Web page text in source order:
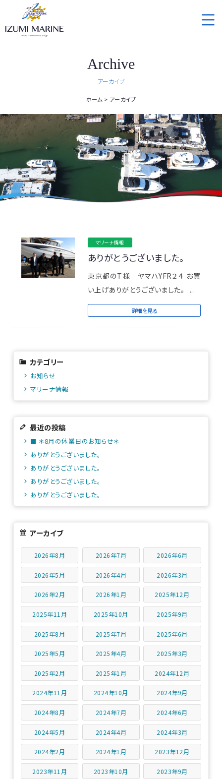
Archive
アーカイブ
ホーム アーカイブ
マリーナ情報
ありがとうございました。
東京都のT様 ヤマハYFR２４ お買
い上げありがとうございました。 ...
詳細を見る
カテゴリー
お知らせ
マリーナ情報
最近の投稿
■ ＊8月の休業日のお知らせ＊
ありがとうございました。
ありがとうございました。
ありがとうございました。
ありがとうございました。
アーカイブ
2026年8月 2026年7月 2026年6月
2026年5月 2026年4月 2026年3月
2026年2月 2026年1月 2025年12月
2025年11月 2025年10月 2025年9月
2025年8月 2025年7月 2025年6月
2025年5月 2025年4月 2025年3月
2025年2月 2025年1月 2024年12月
2024年11月 2024年10月 2024年9月
2024年8月 2024年7月 2024年6月
2024年5月 2024年4月 2024年3月
2024年2月 2024年1月 2023年12月
2023年11月 2023年10月 2023年9月